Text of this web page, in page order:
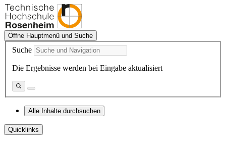
Öffne Hauptmenü und Suche
Suche
Die Ergebnisse werden bei Eingabe aktualisiert
Alle Inhalte durchsuchen
Quicklinks